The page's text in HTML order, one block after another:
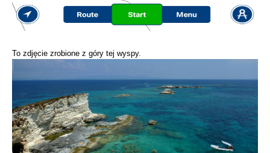
To zdjęcie zrobione z góry tej wyspy.